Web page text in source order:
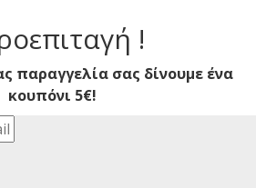
!
παραγγελία σας δίνουμε ένα
κουπόνι 5€!